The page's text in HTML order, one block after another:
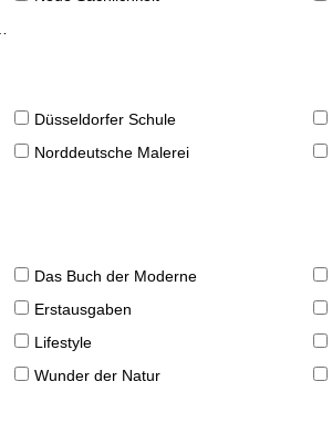
Düsseldorfer Schule
Norddeutsche Malerei
Das Buch der Moderne
Erstausgaben
Lifestyle
Wunder der Natur